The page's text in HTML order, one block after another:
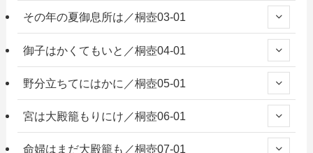
その年の夏御息所は／桐壺03-01
御子はかくてもいと／桐壺04-01
野分立ちてにはかに／桐壺05-01
宮は大殿籠もりにけ／桐壺06-01
命婦はまだ大殿籠も／桐壺07-01